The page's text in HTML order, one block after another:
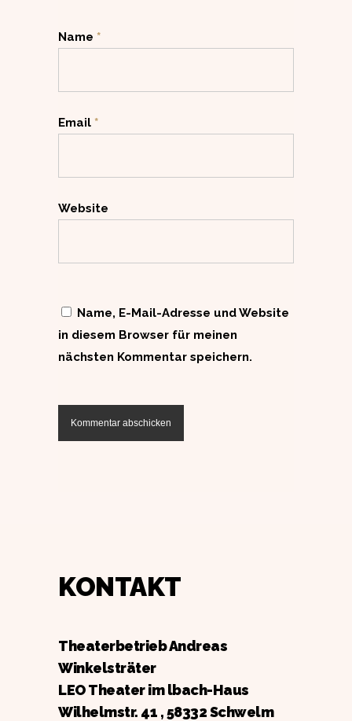
Name *
Email *
Website
Name, E-Mail-Adresse und Website
in diesem Browser für meinen
nächsten Kommentar speichern.
KONTAKT
Theaterbetrieb Andreas
Winkelsträter
LEO Theater im lbach-Haus
Wilhelmstr. 41 , 58332 Schwelm